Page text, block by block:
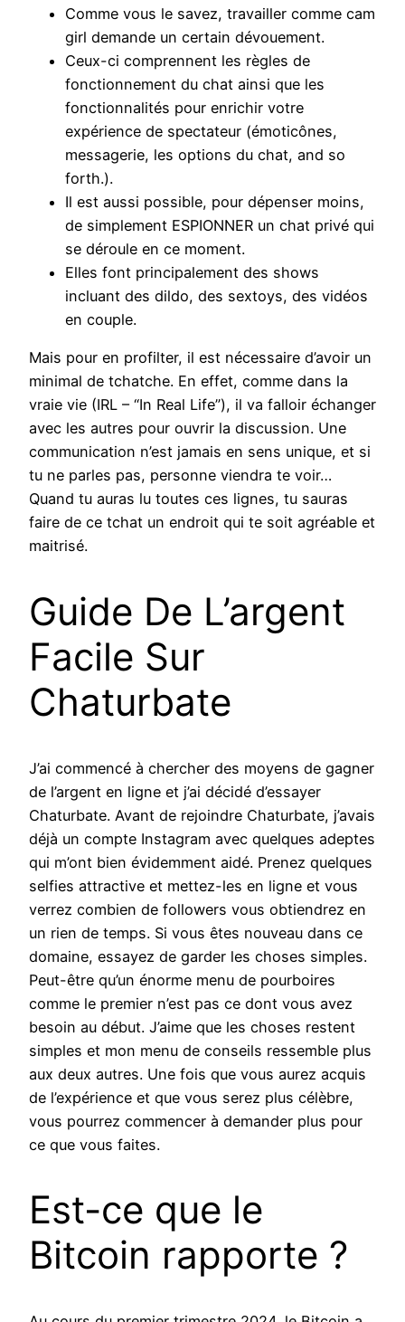
Comme vous le savez, travailler comme cam
girl demande un certain dévouement.
Ceux-ci comprennent les règles de
fonctionnement du chat ainsi que les
fonctionnalités pour enrichir votre
expérience de spectateur (émoticônes,
messagerie, les options du chat, and so
forth.).
Il est aussi possible, pour dépenser moins,
de simplement ESPIONNER un chat privé qui
se déroule en ce moment.
Elles font principalement des shows
incluant des dildo, des sextoys, des vidéos
en couple.
Mais pour en profilter, il est nécessaire d’avoir un
minimal de tchatche. En effet, comme dans la
vraie vie (IRL – “In Real Life”), il va falloir échanger
avec les autres pour ouvrir la discussion. Une
communication n’est jamais en sens unique, et si
tu ne parles pas, personne viendra te voir…
Quand tu auras lu toutes ces lignes, tu sauras
faire de ce tchat un endroit qui te soit agréable et
maitrisé.
Guide De L’argent
Facile Sur
Chaturbate
J’ai commencé à chercher des moyens de gagner
de l’argent en ligne et j’ai décidé d’essayer
Chaturbate. Avant de rejoindre Chaturbate, j’avais
déjà un compte Instagram avec quelques adeptes
qui m’ont bien évidemment aidé. Prenez quelques
selfies attractive et mettez-les en ligne et vous
verrez combien de followers vous obtiendrez en
un rien de temps. Si vous êtes nouveau dans ce
domaine, essayez de garder les choses simples.
Peut-être qu’un énorme menu de pourboires
comme le premier n’est pas ce dont vous avez
besoin au début. J’aime que les choses restent
simples et mon menu de conseils ressemble plus
aux deux autres. Une fois que vous aurez acquis
de l’expérience et que vous serez plus célèbre,
vous pourrez commencer à demander plus pour
ce que vous faites.
Est-ce que le
Bitcoin rapporte ?